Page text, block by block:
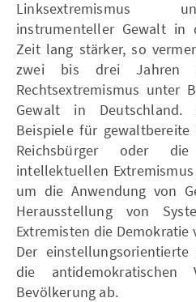
Linksextremismus
instrumenteller Gewalt in
Zeit lang stärker, so
zwei bis drei Jahren
Rechtsextremismus unter
Gewalt in
Beispiele für
Reichsbürger oder
intellektuellen
um die Anwendung von
Herausstellung von
Extremisten die
Der
die
Bevölkerung ab.